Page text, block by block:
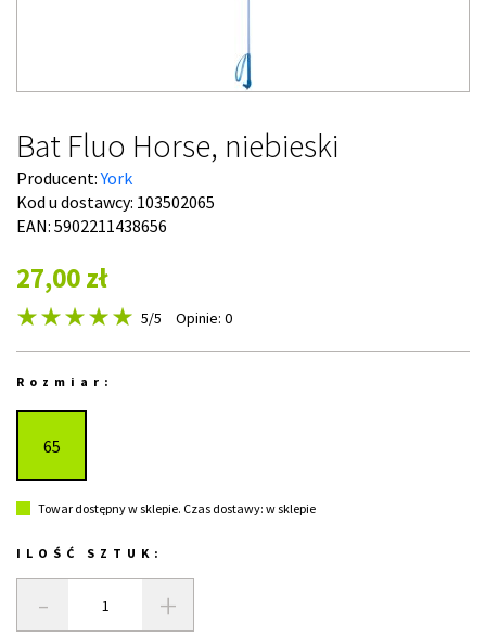
Bat Fluo Horse, niebieski
Producent:York
Kod u dostawcy: 103502065
EAN: 5902211438656
27,00 zł
5/5 Opinie: 0
Rozmiar:
65
Towar dostępny w sklepie. Czas dostawy: w sklepie
ILOŚĆ SZTUK:
- +